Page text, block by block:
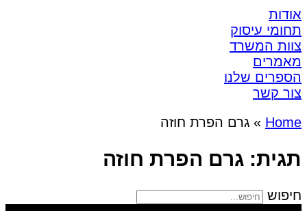
אודות
תחומי עיסוק
צוות המשרד
מאמרים
הספרים שלנו
צור קשר
Home
» גרם הפרת חוזה
תגית: גרם הפרת חוזה
חיפוש